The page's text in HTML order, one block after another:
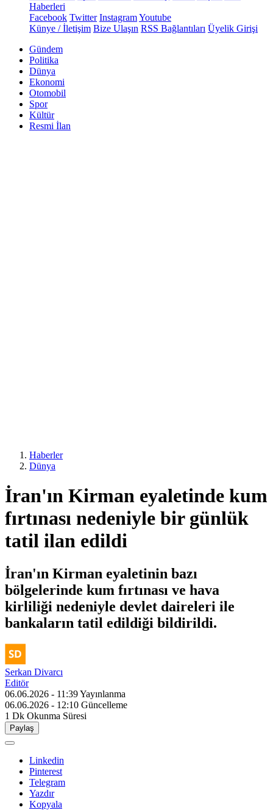
Haberleri
Facebook Twitter InstagramYoutube
Künye / İletişim Bize Ulaşın RSS Bağlantıları Üyelik Girişi
Gündem
Politika
Dünya
Ekonomi
Otomobil
Spor
Kültür
Resmi İlan
Haberler
Dünya
İran'ın Kirman eyaletinde kum
fırtınası nedeniyle bir günlük
tatil ilan edildi
İran'ın Kirman eyaletinin bazı
bölgelerinde kum fırtınası ve hava
kirliliği nedeniyle devlet daireleri ile
bankaların tatil edildiği bildirildi.
Serkan Divarcı
Editör
06.06.2026 - 11:39Yayınlanma
06.06.2026 - 12:10 Güncelleme
1 Dk Okunma Süresi
Paylaş
Linkedin
Pinterest
Telegram
Yazdır
Kopyala